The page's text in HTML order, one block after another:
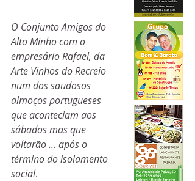
O Conjunto Amigos do
Alto Minho com o
empresário Rafael, da
Arte Vinhos do Recreio
num dos saudosos
almoços portugueses
que aconteciam aos
sábados mas que
voltarão ... após o
término do isolamento
social.